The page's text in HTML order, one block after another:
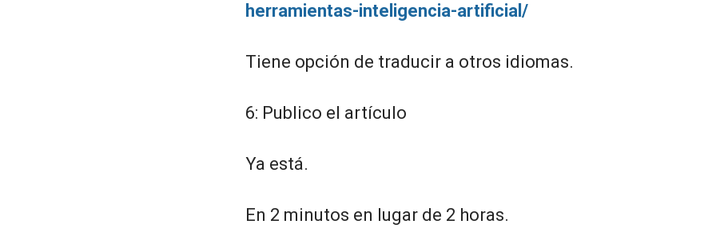
herramientas-inteligencia-artificial/
Tiene opción de traducir a otros idiomas.
6: Publico el artículo
Ya está.
En 2 minutos en lugar de 2 horas.